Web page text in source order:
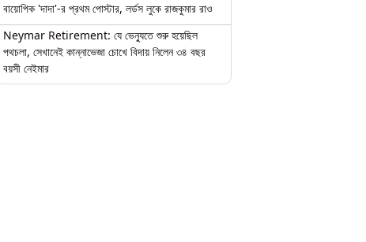
বায়োপিক 'দাদা'-র প্রথম পোস্টার, লর্ডস লুকে রাজকুমার রাও
Neymar Retirement: যে ভেন্যুতে শুরু হয়েছিল
পথচলা, সেখানেই কান্নাভেজা চোখে বিদায় নিলেন ৩৪ বছর
বয়সী নেইমার